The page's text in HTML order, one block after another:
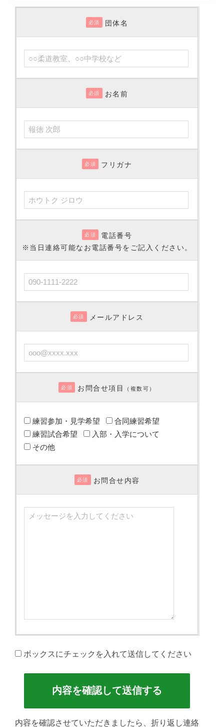
必須 団体名
必須 お名前
必須 フリガナ
必須
電話番号
※当日連絡可能なお電話番号をご記入ください。
必須 メールアドレス
必須 お問合せ項目 （複数可）
練習参加・見学希望
合同練習希望
練習試合希望
入部・入学について
その他
必須 お問合せ内容
ボックスにチェックを入れて送信してください
内容を確認させていただきましたら、折り返し連絡